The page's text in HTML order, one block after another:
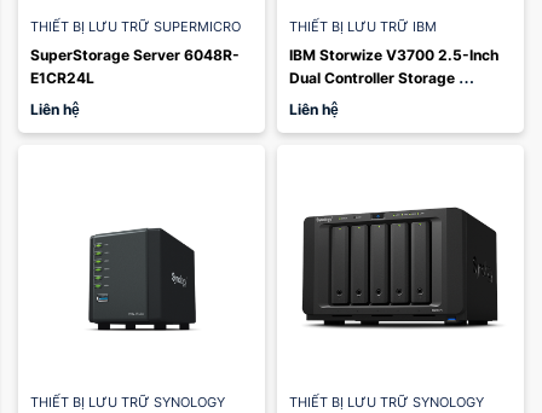
THIẾT BỊ LƯU TRỮ SUPERMICRO
SuperStorage Server 6048R-
E1CR24L
Liên hệ
THIẾT BỊ LƯU TRỮ IBM
IBM Storwize V3700 2.5-Inch
Dual Controller Storage
Controller Unit
Liên hệ
THIẾT BỊ LƯU TRỮ SYNOLOGY THIẾT BỊ LƯU TRỮ SYNOLOGY